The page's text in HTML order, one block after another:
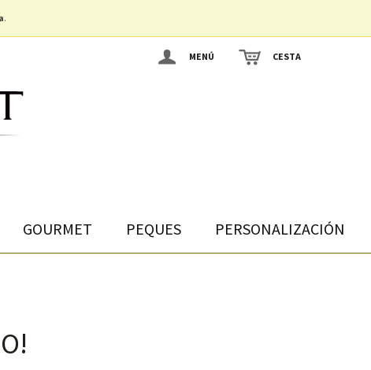
.
MENÚ CESTA
GOURMET PEQUES PERSONALIZACIÓN